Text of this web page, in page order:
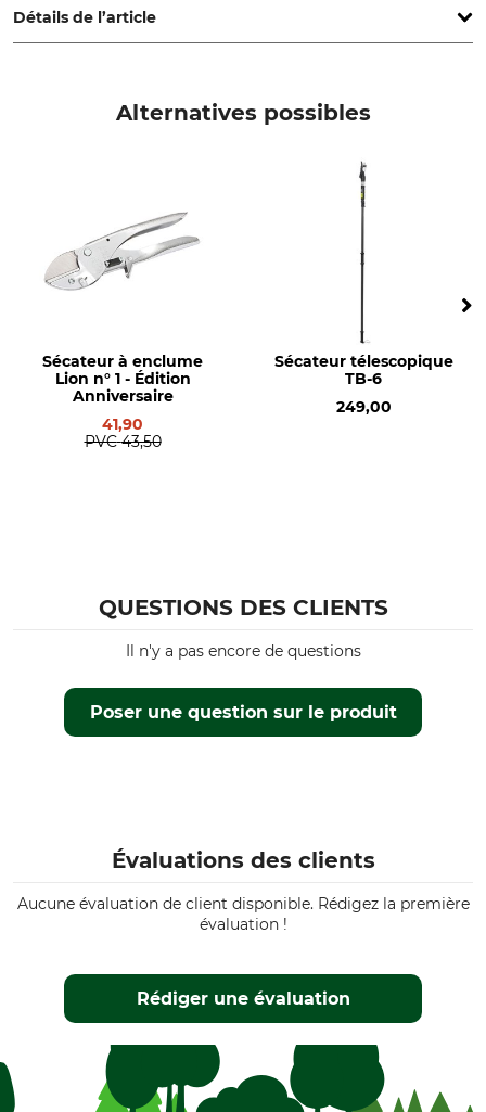
Détails de l’article
Made in Germany
Alternatives possibles
Sécateur à enclume
Lion n° 1 - Édition
Anniversaire
41,90
PVC 43,50
Sécateur télescopique
TB-6
249,00
QUESTIONS DES CLIENTS
Poser une question sur le produit
Il n'y a pas encore de questions
Évaluations des clients
Aucune évaluation de client disponible. Rédigez la première
évaluation !
Rédiger une évaluation